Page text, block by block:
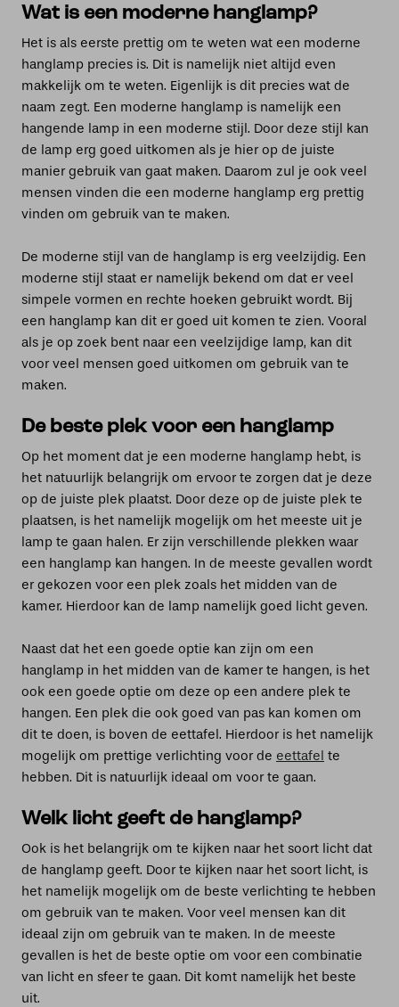
Wat is een moderne hanglamp?
Het is als eerste prettig om te weten wat een moderne
hanglamp precies is. Dit is namelijk niet altijd even
makkelijk om te weten. Eigenlijk is dit precies wat de
naam zegt. Een moderne hanglamp is namelijk een
hangende lamp in een moderne stijl. Door deze stijl kan
de lamp erg goed uitkomen als je hier op de juiste
manier gebruik van gaat maken. Daarom zul je ook veel
mensen vinden die een moderne hanglamp erg prettig
vinden om gebruik van te maken.
De moderne stijl van de hanglamp is erg veelzijdig. Een
moderne stijl staat er namelijk bekend om dat er veel
simpele vormen en rechte hoeken gebruikt wordt. Bij
een hanglamp kan dit er goed uit komen te zien. Vooral
als je op zoek bent naar een veelzijdige lamp, kan dit
voor veel mensen goed uitkomen om gebruik van te
maken.
De beste plek voor een hanglamp
Op het moment dat je een moderne hanglamp hebt, is
het natuurlijk belangrijk om ervoor te zorgen dat je deze
op de juiste plek plaatst. Door deze op de juiste plek te
plaatsen, is het namelijk mogelijk om het meeste uit je
lamp te gaan halen. Er zijn verschillende plekken waar
een hanglamp kan hangen. In de meeste gevallen wordt
er gekozen voor een plek zoals het midden van de
kamer. Hierdoor kan de lamp namelijk goed licht geven.
Naast dat het een goede optie kan zijn om een
hanglamp in het midden van de kamer te hangen, is het
ook een goede optie om deze op een andere plek te
hangen. Een plek die ook goed van pas kan komen om
dit te doen, is boven de eettafel. Hierdoor is het namelijk
mogelijk om prettige verlichting voor de eettafel te
hebben. Dit is natuurlijk ideaal om voor te gaan.
Welk licht geeft de hanglamp?
Ook is het belangrijk om te kijken naar het soort licht dat
de hanglamp geeft. Door te kijken naar het soort licht, is
het namelijk mogelijk om de beste verlichting te hebben
om gebruik van te maken. Voor veel mensen kan dit
ideaal zijn om gebruik van te maken. In de meeste
gevallen is het de beste optie om voor een combinatie
van licht en sfeer te gaan. Dit komt namelijk het beste
uit.